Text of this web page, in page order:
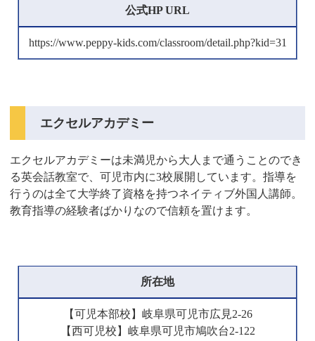
公式HP URL
https://www.peppy-kids.com/classroom/detail.php?kid=31
エクセルアカデミー
エクセルアカデミーは未満児から大人まで通うことのでき
る英会話教室で、可児市内に3校展開しています。指導を
行うのは全て大学終了資格を持つネイティブ外国人講師。
教育指導の経験者ばかりなので信頼を置けます。
所在地
【可児本部校】岐阜県可児市広見2-26
【西可児校】岐阜県可児市鳩吹台2-122